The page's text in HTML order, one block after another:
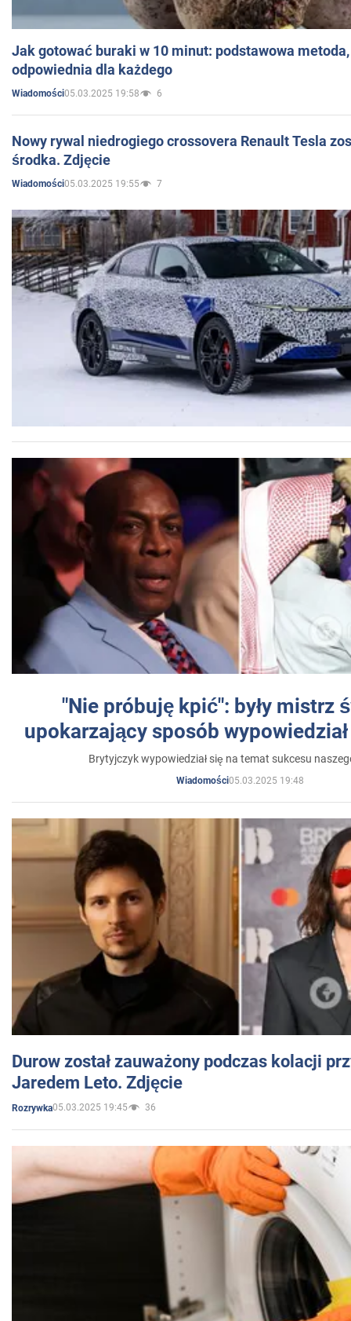
Jak gotować buraki w 10 minut: podstawowa
odpowiednia dla każdego
Wiadomości05.03.2025 19:58 6
Nowy rywal niedrogiego crossovera Renault Tesla
środka. Zdjęcie
Wiadomości05.03.2025 19:55 7
"Nie próbuję kpić": były mistrz
upokarzający sposób
Brytyjczyk wypowiedział się na temat sukcesu
Wiadomości05.03.2025 19:48
Durow został zauważony podczas kolacji
Jaredem Leto. Zdjęcie
Rozrywka05.03.2025 19:45 36